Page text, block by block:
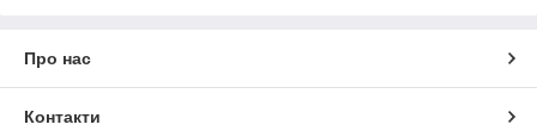
Про нас
Контакти